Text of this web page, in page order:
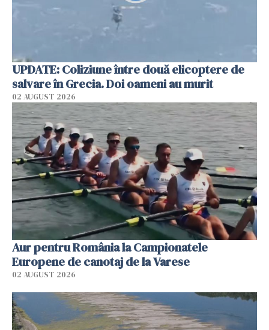
UPDATE: Coliziune între două elicoptere de
salvare în Grecia. Doi oameni au murit
02 AUGUST 2026
Aur pentru România la Campionatele
Europene de canotaj de la Varese
02 AUGUST 2026